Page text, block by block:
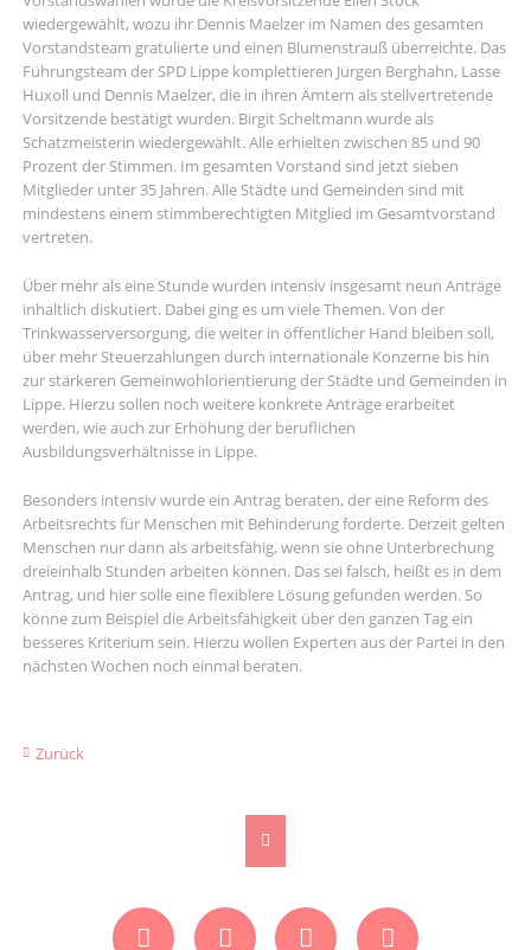
wiedergewählt, wozu ihr Dennis Maelzer im Namen des gesamten
Vorstandsteam gratulierte und einen Blumenstrauß überreichte. Das
Führungsteam der SPD Lippe komplettieren Jürgen Berghahn, Lasse
Huxoll und Dennis Maelzer, die in ihren Ämtern als stellvertretende
Vorsitzende bestätigt wurden. Birgit Scheltmann wurde als
Schatzmeisterin wiedergewählt. Alle erhielten zwischen 85 und 90
Prozent der Stimmen. Im gesamten Vorstand sind jetzt sieben
Mitglieder unter 35 Jahren. Alle Städte und Gemeinden sind mit
mindestens einem stimmberechtigten Mitglied im Gesamtvorstand
vertreten.
Über mehr als eine Stunde wurden intensiv insgesamt neun Anträge
inhaltlich diskutiert. Dabei ging es um viele Themen. Von der
Trinkwasserversorgung, die weiter in öffentlicher Hand bleiben soll,
über mehr Steuerzahlungen durch internationale Konzerne bis hin
zur stärkeren Gemeinwohlorientierung der Städte und Gemeinden in
Lippe. Hierzu sollen noch weitere konkrete Anträge erarbeitet
werden, wie auch zur Erhöhung der beruflichen
Ausbildungsverhältnisse in Lippe.
Besonders intensiv wurde ein Antrag beraten, der eine Reform des
Arbeitsrechts für Menschen mit Behinderung forderte. Derzeit gelten
Menschen nur dann als arbeitsfähig, wenn sie ohne Unterbrechung
dreieinhalb Stunden arbeiten können. Das sei falsch, heißt es in dem
Antrag, und hier solle eine flexiblere Lösung gefunden werden. So
könne zum Beispiel die Arbeitsfähigkeit über den ganzen Tag ein
besseres Kriterium sein. Hierzu wollen Experten aus der Partei in den
nächsten Wochen noch einmal beraten.
Zurück